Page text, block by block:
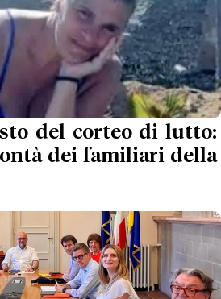
del corteo di lutto:
dei familiari della